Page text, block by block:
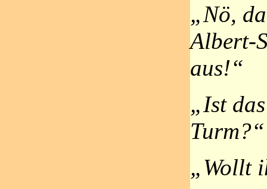
„Nö,
Albert-
aus!“
„Ist
Turm?“
„Wollt